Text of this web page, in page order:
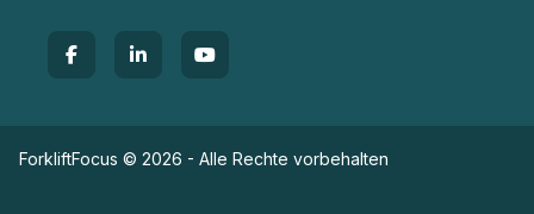
ForkliftFocus © 2026 - Alle Rechte vorbehalten